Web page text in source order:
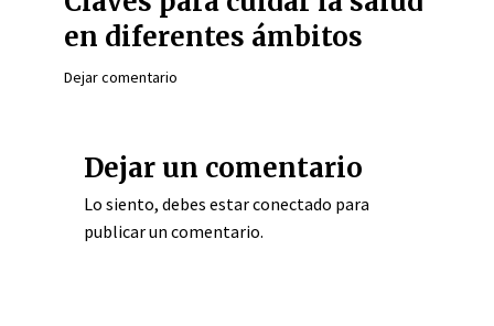
en diferentes ámbitos
Dejar comentario
Dejar un comentario
Lo siento, debes estarconectado para
publicar un comentario.